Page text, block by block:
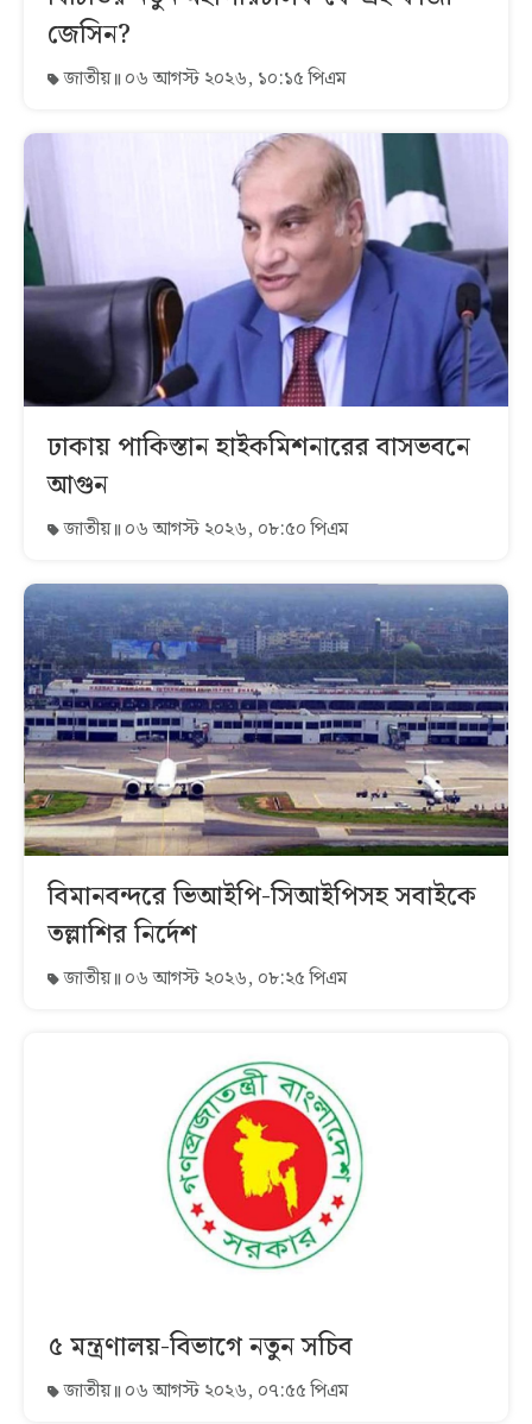
জেসিন?
জাতীয় ০৬ আগস্ট ২০২৬, ১০:১৫ পিএম
ঢাকায় পাকিস্তান হাইকমিশনারের বাসভবনে
আগুন
জাতীয় ০৬ আগস্ট ২০২৬, ০৮:৫০ পিএম
বিমানবন্দরে ভিআইপি-সিআইপিসহ সবাইকে
তল্লাশির নির্দেশ
জাতীয় ০৬ আগস্ট ২০২৬, ০৮:২৫ পিএম
৫ মন্ত্রণালয়-বিভাগে নতুন সচিব
জাতীয় ০৬ আগস্ট ২০২৬, ০৭:৫৫ পিএম